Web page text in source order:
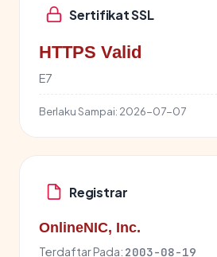
Sertifikat SSL
HTTPS Valid
E7
Berlaku Sampai: 2026-07-07
Registrar
OnlineNIC, Inc.
Terdaftar Pada: 2003-08-19